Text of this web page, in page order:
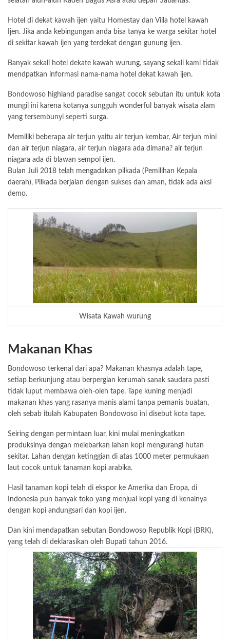
Hotel di dekat kawah ijen yaitu Homestay dan Villa hotel kawah
Ijen. Jika anda kebingungan anda bisa tanya ke warga sekitar hotel
di sekitar kawah ijen yang terdekat dengan gunung ijen.
Banyak sekali hotel dekate kawah wurung, sayang sekali kami tidak
mendpatkan informasi nama-nama hotel dekat kawah ijen.
Bondowoso highland paradise sangat cocok sebutan itu untuk kota
mungil ini karena kotanya sungguh wonderful banyak wisata alam
yang tersembunyi seperti surga.
Memiliki beberapa air terjun yaitu air terjun kembar, Air terjun mini
dan air terjun niagara, air terjun niagara ada dimana? air terjun
niagara ada di blawan sempol ijen.
Bulan Juli 2018 telah mengadakan pilkada (Pemilihan Kepala
daerah), Pilkada berjalan dengan sukses dan aman, tidak ada aksi
demo.
Wisata Kawah wurung
Makanan Khas
Bondowoso terkenal dari apa? Makanan khasnya adalah tape,
setiap berkunjung atau berpergian kerumah sanak saudara pasti
tidak luput membawa oleh-oleh tape. Tape kuning menjadi
makanan khas yang rasanya manis alami tanpa pemanis buatan,
oleh sebab itulah Kabupaten Bondowoso ini disebut kota tape.
Seiring dengan permintaan luar, kini mulai meningkatkan
produksinya dengan melebarkan lahan kopi mengurangi hutan
sekitar. Lahan dengan ketinggian di atas 1000 meter permukaan
laut cocok untuk tanaman kopi arabika.
Hasil tanaman kopi telah di ekspor ke Amerika dan Eropa, di
Indonesia pun banyak toko yang menjual kopi yang di kenalnya
dengan kopi andungsari dan kopi ijen.
Dan kini mendapatkan sebutan Bondowoso Republik Kopi (BRK),
yang telah di deklarasikan oleh Bupati tahun 2016.